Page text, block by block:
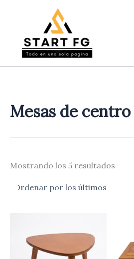
Mesas de centro
Mostrando los 5 resultados